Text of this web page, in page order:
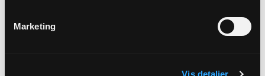
Marketing
Vis detaljer
Hjemmeside: